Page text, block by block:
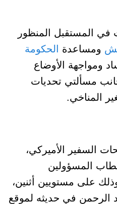
في المستقبل المنظور
ومساعدة الحكومة
ومواجهة الأوضاع
جانب مسألتي تحديات
المناخي.
السفير الأميركي،
المسؤولين
وذلك على مستويين أثنين،
الرحمن في حديثه لموقع